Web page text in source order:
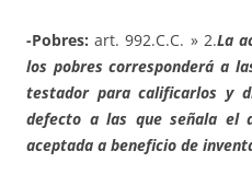
-Pobres: art. 992.C.C. » 2.La
los pobres corresponderá a
testador para calificarlos y
defecto a las que señala el
aceptada a beneficio de